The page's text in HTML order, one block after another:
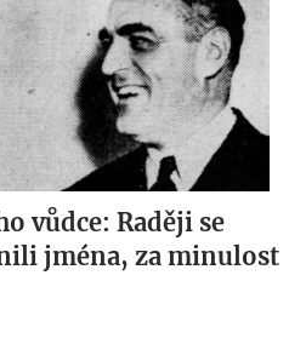
vůdce: Raději se
jména, za minulost